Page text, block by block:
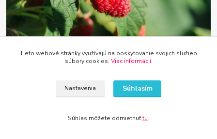
Najčastejšie choroby malín
železo, draslík, organ...čítať celé
Tieto webové stránky využívajú na poskytovanie svojich služieb
súbory cookies. Viac informácií.
Nastavenia Súhlasím
Súhlas môžete odmietnuťtu.